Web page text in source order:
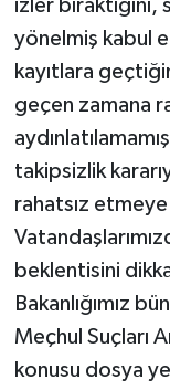
izler
yönelmiş kabul
kayıtlara
geçen zamana
takipsizlik
rahatsız
beklentisini
Bakanlığımız
Meçhul Suçları
konusu dosya